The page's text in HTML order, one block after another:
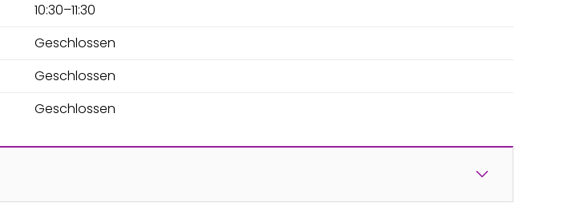
10:30–11:30
Geschlossen
Geschlossen
Geschlossen